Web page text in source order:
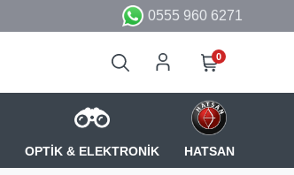
0555 960 6271
0
OPTİK & ELEKTRONİK HATSAN